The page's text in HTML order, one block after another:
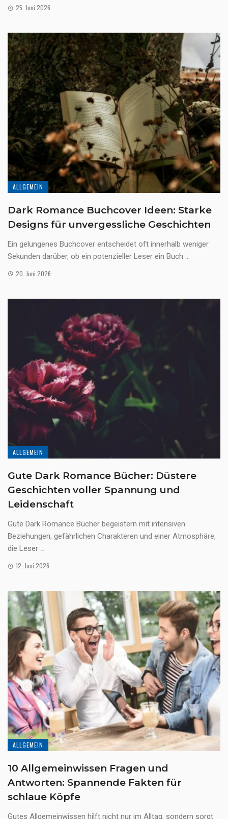
25. Juni 2026
ALLGEMEIN
Dark Romance Buchcover Ideen: Starke
Designs für unvergessliche Geschichten
Ein gelungenes Buchcover entscheidet oft innerhalb weniger
Sekunden darüber, ob ein potenzieller Leser ein Buch ...
20. Juni 2026
ALLGEMEIN
Gute Dark Romance Bücher: Düstere
Geschichten voller Spannung und
Leidenschaft
Gute Dark Romance Bücher begeistern mit intensiven
Beziehungen, gefährlichen Charakteren und einer Atmosphäre,
die Leser ...
12. Juni 2026
ALLGEMEIN
10 Allgemeinwissen Fragen und
Antworten: Spannende Fakten für
schlaue Köpfe
Gutes Allgemeinwissen hilft nicht nur im Alltag, sondern sorgt